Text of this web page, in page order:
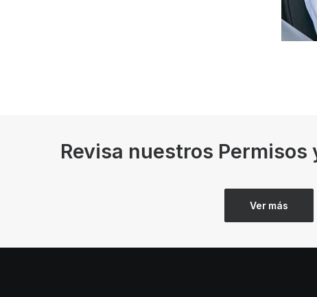
Revisa nuestros
Ver más